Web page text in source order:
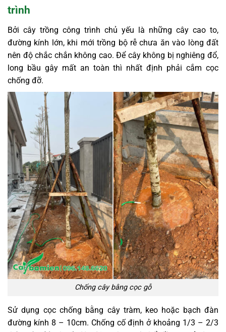
trình
Bởi cây trồng công trình chủ yếu là những cây cao to,
đường kính lớn, khi mới trồng bộ rễ chưa ăn vào lòng đất
nên độ chắc chắn không cao. Để cây không bị nghiêng đổ,
long bầu gây mất an toàn thì nhất định phải cắm cọc
chống đỡ.
Chống cây bằng cọc gỗ
Sử dụng cọc chống bằng cây tràm, keo hoặc bạch đàn
đường kính 8 – 10cm. Chống cố định ở khoảng 1/3 – 2/3